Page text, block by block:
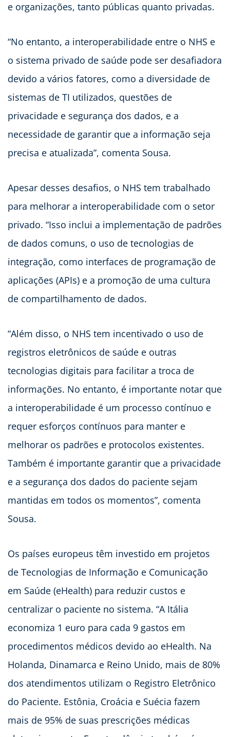
e organizações, tanto públicas quanto privadas.
“No entanto, a interoperabilidade entre o NHS e
o sistema privado de saúde pode ser desafiadora
devido a vários fatores, como a diversidade de
sistemas de TI utilizados, questões de
privacidade e segurança dos dados, e a
necessidade de garantir que a informação seja
precisa e atualizada”, comenta Sousa.
Apesar desses desafios, o NHS tem trabalhado
para melhorar a interoperabilidade com o setor
privado. “Isso inclui a implementação de padrões
de dados comuns, o uso de tecnologias de
integração, como interfaces de programação de
aplicações (APIs) e a promoção de uma cultura
de compartilhamento de dados.
“Além disso, o NHS tem incentivado o uso de
registros eletrônicos de saúde e outras
tecnologias digitais para facilitar a troca de
informações. No entanto, é importante notar que
a interoperabilidade é um processo contínuo e
requer esforços contínuos para manter e
melhorar os padrões e protocolos existentes.
Também é importante garantir que a privacidade
e a segurança dos dados do paciente sejam
mantidas em todos os momentos”, comenta
Sousa.
Os países europeus têm investido em projetos
de Tecnologias de Informação e Comunicação
em Saúde (eHealth) para reduzir custos e
centralizar o paciente no sistema. “A Itália
economiza 1 euro para cada 9 gastos em
procedimentos médicos devido ao eHealth. Na
Holanda, Dinamarca e Reino Unido, mais de 80%
dos atendimentos utilizam o Registro Eletrônico
do Paciente. Estônia, Croácia e Suécia fazem
mais de 95% de suas prescrições médicas